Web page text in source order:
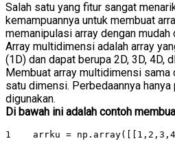
Salah satu yang fitur sangat
kemampuannya untuk membuat
memanipulasi array dengan mudah
Array multidimensi adalah array
(1D) dan dapat berupa 2D, 3D, 4D,
Membuat array multidimensi sama
satu dimensi. Perbedaannya
digunakan.
Di bawah ini adalah contoh
1    arrku =